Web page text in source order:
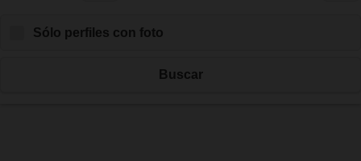
Sólo perfiles con foto
Buscar